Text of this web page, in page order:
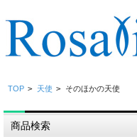
TOP > 天使 > そのほかの天使
商品検索